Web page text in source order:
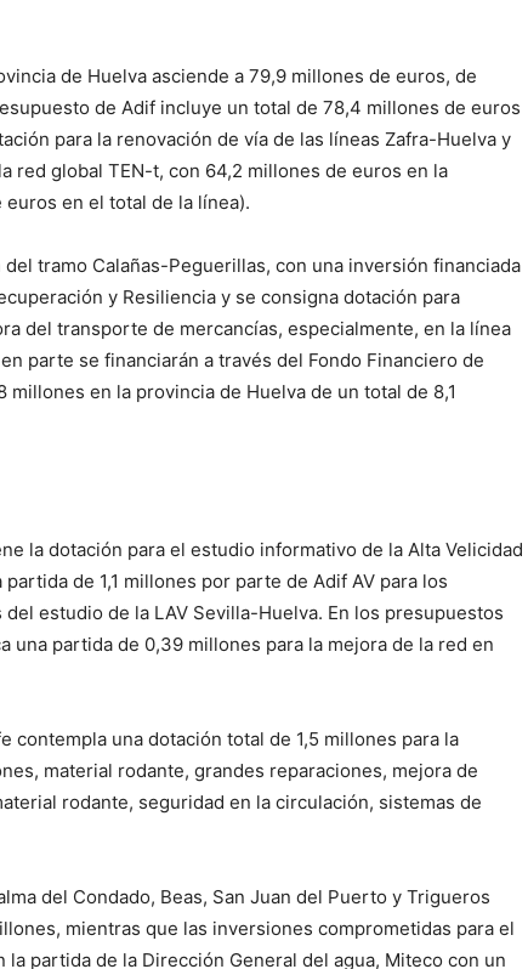
de Huelva asciende a 79,9 millones de euros, de
de Adif incluye un total de 78,4 millones de euros
para la renovación de vía de las líneas Zafra-Huelva y
red global TEN-t, con 64,2 millones de euros en la
en el total de la línea).
tramo Calañas-Peguerillas, con una inversión financiada
y Resiliencia y se consigna dotación para
del transporte de mercancías, especialmente, en la línea
parte se financiarán a través del Fondo Financiero de
en la provincia de Huelva de un total de 8,1
la dotación para el estudio informativo de la Alta Velicidad
de 1,1 millones por parte de Adif AV para los
estudio de la LAV Sevilla-Huelva. En los presupuestos
una partida de 0,39 millones para la mejora de la red en
contempla una dotación total de 1,5 millones para la
material rodante, grandes reparaciones, mejora de
rodante, seguridad en la circulación, sistemas de
del Condado, Beas, San Juan del Puerto y Trigueros
mientras que las inversiones comprometidas para el
partida de la Dirección General del agua, Miteco con un